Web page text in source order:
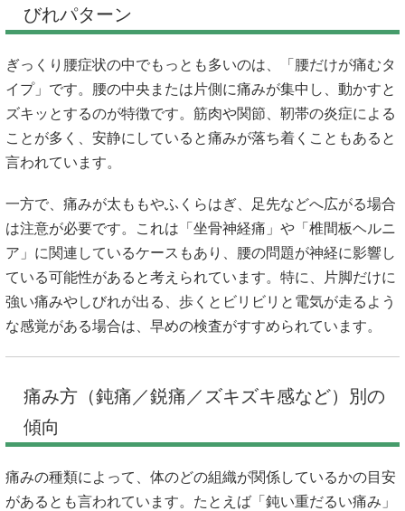
びれパターン
ぎっくり腰症状の中でもっとも多いのは、「腰だけが痛むタ
イプ」です。腰の中央または片側に痛みが集中し、動かすと
ズキッとするのが特徴です。筋肉や関節、靭帯の炎症による
ことが多く、安静にしていると痛みが落ち着くこともあると
言われています。
一方で、痛みが太ももやふくらはぎ、足先などへ広がる場合
は注意が必要です。これは「坐骨神経痛」や「椎間板ヘルニ
ア」に関連しているケースもあり、腰の問題が神経に影響し
ている可能性があると考えられています。特に、片脚だけに
強い痛みやしびれが出る、歩くとビリビリと電気が走るよう
な感覚がある場合は、早めの検査がすすめられています。
痛み方（鈍痛／鋭痛／ズキズキ感など）別の
傾向
痛みの種類によって、体のどの組織が関係しているかの目安
があるとも言われています。たとえば「鈍い重だるい痛み」